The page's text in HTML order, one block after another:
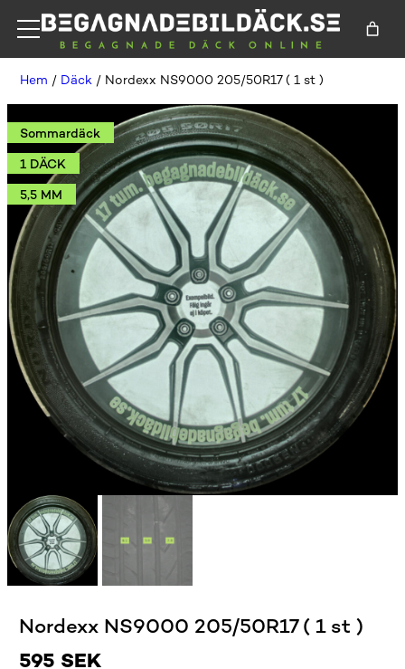
Hem / Däck / Nordexx NS9000 205/50R17 ( 1 st )
Sommardäck
1 DÄCK
5,5 MM
Nordexx NS9000 205/50R17 ( 1 st )
595 SEK